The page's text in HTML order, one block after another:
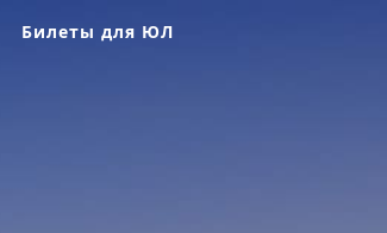
Билеты для ЮЛ